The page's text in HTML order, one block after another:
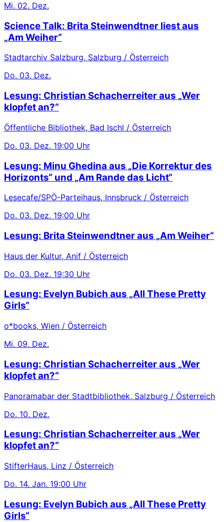
Mi. 02. Dez.
Science Talk: Brita Steinwendtner liest aus
„Am Weiher“
Stadtarchiv Salzburg, Salzburg / Österreich
Do. 03. Dez.
Lesung: Christian Schacherreiter aus „Wer
klopfet an?“
Öffentliche Bibliothek, Bad Ischl / Österreich
Do. 03. Dez. 19:00 Uhr
Lesung: Minu Ghedina aus „Die Korrektur des
Horizonts“ und „Am Rande das Licht“
Lesecafe/SPÖ-Parteihaus, Innsbruck / Österreich
Do. 03. Dez. 19:00 Uhr
Lesung: Brita Steinwendtner aus „Am Weiher“
Haus der Kultur, Anif / Österreich
Do. 03. Dez. 19:30 Uhr
Lesung: Evelyn Bubich aus „All These Pretty
Girls“
o*books, Wien / Österreich
Mi. 09. Dez.
Lesung: Christian Schacherreiter aus „Wer
klopfet an?“
Panoramabar der Stadtbibliothek, Salzburg / Österreich
Do. 10. Dez.
Lesung: Christian Schacherreiter aus „Wer
klopfet an?“
StifterHaus, Linz / Österreich
Do. 14. Jan. 19:00 Uhr
Lesung: Evelyn Bubich aus „All These Pretty
Girls“